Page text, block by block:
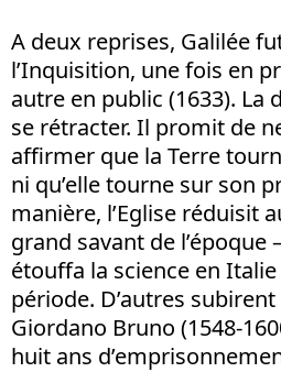
A deux reprises, Galilée
l’Inquisition, une fois en
autre en public (1633). La
se rétracter. Il promit de
affirmer que la Terre
ni qu’elle tourne sur son
manière, l’Eglise réduisit
grand savant de l’époque
étouffa la science en
période. D’autres
Giordano Bruno (1548-
huit ans